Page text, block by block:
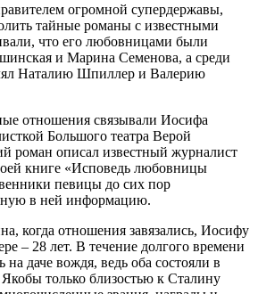
огромной супердержавы,
тайные романы с известными
что его любовницами были
и Марина Семенова, а среди
Наталию Шпиллер и Валерию
отношения связывали Иосифа
Большого театра Верой
роман описал известный журналист
книге «Исповедь любовницы
певицы до сих пор
в ней информацию.
когда отношения завязались, Иосифу
– 28 лет. В течение долгого времени
на даче вождя, ведь оба состояли в
только близостью к Сталину